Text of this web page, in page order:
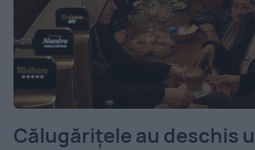
Călugărițele au deschis